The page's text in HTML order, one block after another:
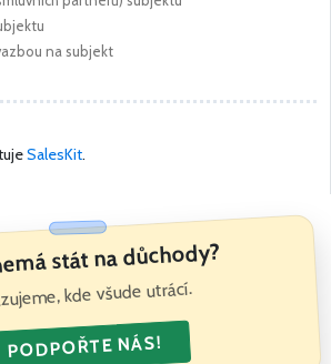
na subjekt
SalesKit.
stát na důchody?
kde všude utrácí.
PODPOŘTE NÁS!